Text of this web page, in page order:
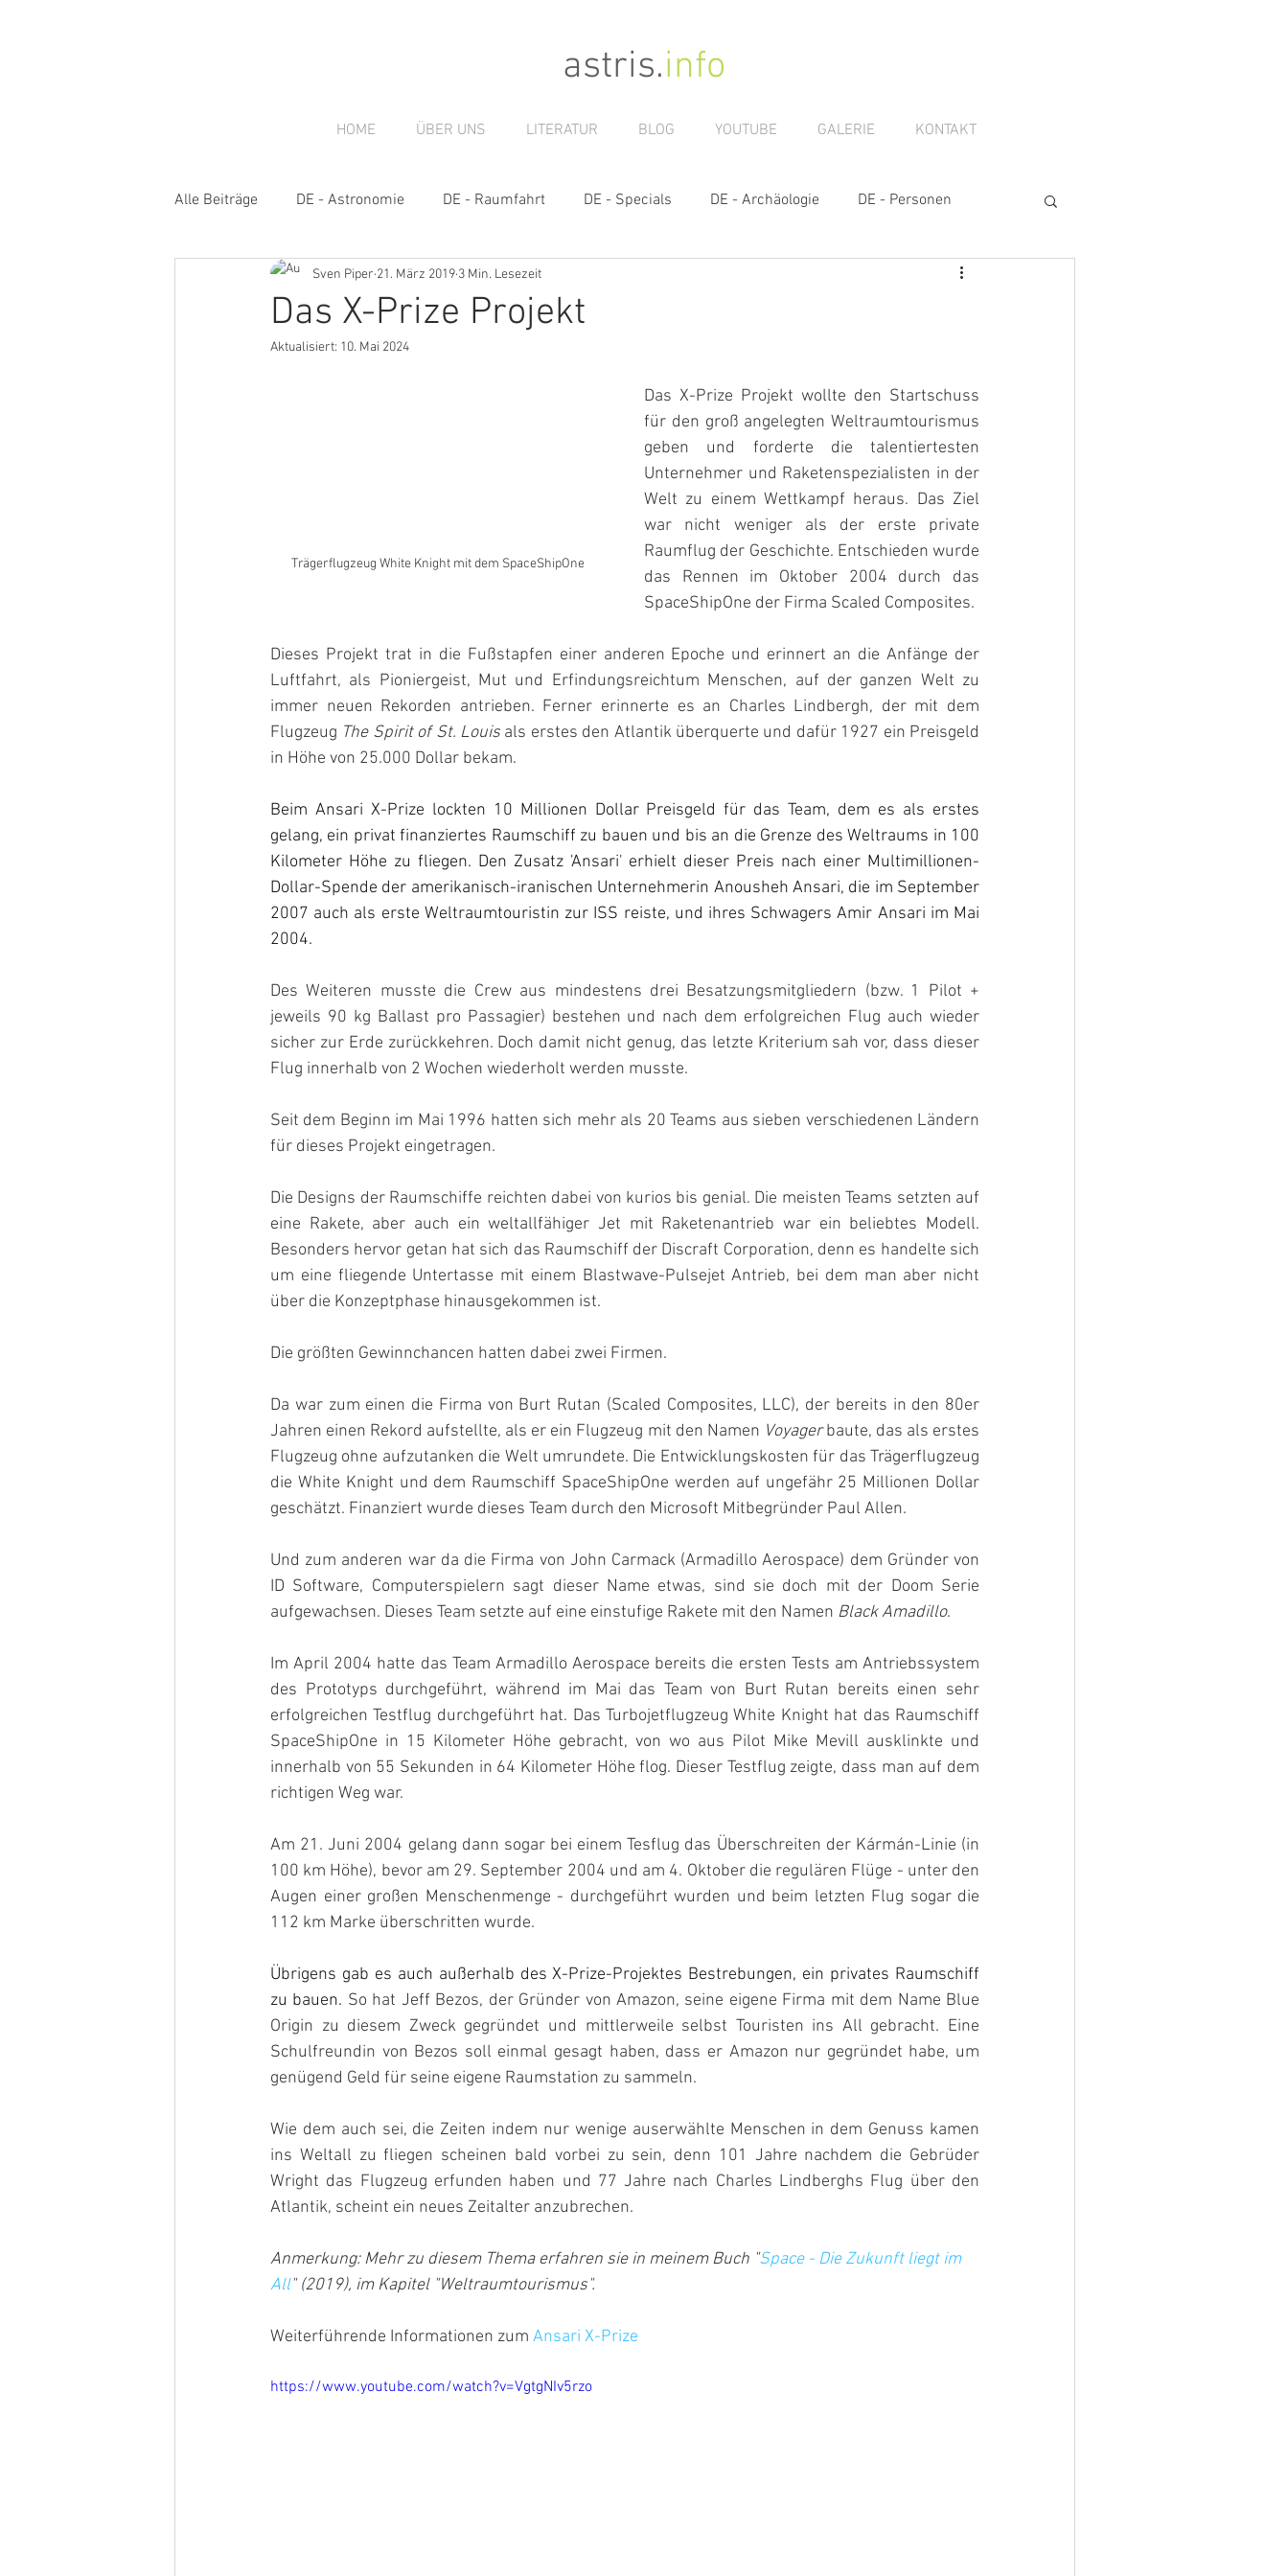
astris.info
HOME ÜBER UNS LITERATUR BLOG YOUTUBE GALERIE KONTAKT
Alle Beiträge DE - Astronomie DE - Raumfahrt DE - Specials DE - Archäologie DE - Personen
DE - Gastbeiträge DE - News
Das X-Prize Projekt
Sven Piper 21. März 2019 3 Min. Lesezeit
Aktualisiert: 10. Mai 2024
Trägerflugzeug White Knight mit dem SpaceShipOne
Das X-Prize Projekt wollte den Startschuss
für den groß angelegten Weltraumtourismus
geben und forderte die talentiertesten
Unternehmer und Raketenspezialisten in der
Welt zu einem Wettkampf heraus. Das Ziel
war nicht weniger als der erste private
Raumflug der Geschichte. Entschieden wurde
das Rennen im Oktober 2004 durch das
SpaceShipOne der Firma Scaled Composites.
Dieses Projekt trat in die Fußstapfen einer anderen Epoche und erinnert an die Anfänge der
Luftfahrt, als Pioniergeist, Mut und Erfindungsreichtum Menschen, auf der ganzen Welt zu
immer neuen Rekorden antrieben. Ferner erinnerte es an Charles Lindbergh, der mit dem
Flugzeug The Spirit of St. Louis als erstes den Atlantik überquerte und dafür 1927 ein Preisgeld
in Höhe von 25.000 Dollar bekam.
Beim Ansari X-Prize lockten 10 Millionen Dollar Preisgeld für das Team, dem es als erstes
gelang, ein privat finanziertes Raumschiff zu bauen und bis an die Grenze des Weltraums in 100
Kilometer Höhe zu fliegen. Den Zusatz 'Ansari' erhielt dieser Preis nach einer Multimillionen-
Dollar-Spende der amerikanisch-iranischen Unternehmerin Anousheh Ansari, die im September
2007 auch als erste Weltraumtouristin zur ISS reiste, und ihres Schwagers Amir Ansari im Mai
2004.
Des Weiteren musste die Crew aus mindestens drei Besatzungsmitgliedern (bzw. 1 Pilot +
jeweils 90 kg Ballast pro Passagier) bestehen und nach dem erfolgreichen Flug auch wieder
sicher zur Erde zurückkehren. Doch damit nicht genug, das letzte Kriterium sah vor, dass dieser
Flug innerhalb von 2 Wochen wiederholt werden musste.
Seit dem Beginn im Mai 1996 hatten sich mehr als 20 Teams aus sieben verschiedenen Ländern
für dieses Projekt eingetragen.
Die Designs der Raumschiffe reichten dabei von kurios bis genial. Die meisten Teams setzten auf
eine Rakete, aber auch ein weltallfähiger Jet mit Raketenantrieb war ein beliebtes Modell.
Besonders hervor getan hat sich das Raumschiff der Discraft Corporation, denn es handelte sich
um eine fliegende Untertasse mit einem Blastwave-Pulsejet Antrieb, bei dem man aber nicht
über die Konzeptphase hinausgekommen ist.
Die größten Gewinnchancen hatten dabei zwei Firmen.
Da war zum einen die Firma von Burt Rutan (Scaled Composites, LLC), der bereits in den 80er
Jahren einen Rekord aufstellte, als er ein Flugzeug mit den Namen Voyager baute, das als erstes
Flugzeug ohne aufzutanken die Welt umrundete. Die Entwicklungskosten für das Trägerflugzeug
die White Knight und dem Raumschiff SpaceShipOne werden auf ungefähr 25 Millionen Dollar
geschätzt. Finanziert wurde dieses Team durch den Microsoft Mitbegründer Paul Allen.
Und zum anderen war da die Firma von John Carmack (Armadillo Aerospace) dem Gründer von
ID Software, Computerspielern sagt dieser Name etwas, sind sie doch mit der Doom Serie
aufgewachsen. Dieses Team setzte auf eine einstufige Rakete mit den Namen Black Amadillo.
Im April 2004 hatte das Team Armadillo Aerospace bereits die ersten Tests am Antriebssystem
des Prototyps durchgeführt, während im Mai das Team von Burt Rutan bereits einen sehr
erfolgreichen Testflug durchgeführt hat. Das Turbojetflugzeug White Knight hat das Raumschiff
SpaceShipOne in 15 Kilometer Höhe gebracht, von wo aus Pilot Mike Mevill ausklinkte und
innerhalb von 55 Sekunden in 64 Kilometer Höhe flog. Dieser Testflug zeigte, dass man auf dem
richtigen Weg war.
Am 21. Juni 2004 gelang dann sogar bei einem Tesflug das Überschreiten der Kármán-Linie (in
100 km Höhe), bevor am 29. September 2004 und am 4. Oktober die regulären Flüge - unter den
Augen einer großen Menschenmenge - durchgeführt wurden und beim letzten Flug sogar die
112 km Marke überschritten wurde.
Übrigens gab es auch außerhalb des X-Prize-Projektes Bestrebungen, ein privates Raumschiff
zu bauen. So hat Jeff Bezos, der Gründer von Amazon, seine eigene Firma mit dem Name Blue
Origin zu diesem Zweck gegründet und mittlerweile selbst Touristen ins All gebracht. Eine
Schulfreundin von Bezos soll einmal gesagt haben, dass er Amazon nur gegründet habe, um
genügend Geld für seine eigene Raumstation zu sammeln.
Wie dem auch sei, die Zeiten indem nur wenige auserwählte Menschen in dem Genuss kamen
ins Weltall zu fliegen scheinen bald vorbei zu sein, denn 101 Jahre nachdem die Gebrüder
Wright das Flugzeug erfunden haben und 77 Jahre nach Charles Lindberghs Flug über den
Atlantik, scheint ein neues Zeitalter anzubrechen.
Anmerkung: Mehr zu diesem Thema erfahren sie in meinem Buch "Space - Die Zukunft liegt im
All" (2019), im Kapitel "Weltraumtourismus".
Weiterführende Informationen zum Ansari X-Prize
https://www.youtube.com/watch?v=VgtgNIv5rzo